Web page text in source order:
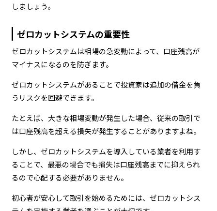
しましょう。
ゼロカットシステムの重要性
ゼロカットシステムは相場の急変動によって、口座残高が
マイナスになるのを防ぎます。
ゼロカットシステムがあることで投資家は追加の借金を負
うリスクを回避できます。
たとえば、大きな相場変動が発生した場合、従来の取引で
は口座残高を超える損失が発生することがありますよね。
しかし、ゼロカットシステムを導入している業者を利用す
ることで、最悪の場合でも損失は口座残高までに抑えられ
るので心配する必要がありません。
初心者が安心して取引を始めるためには、ゼロカットシス